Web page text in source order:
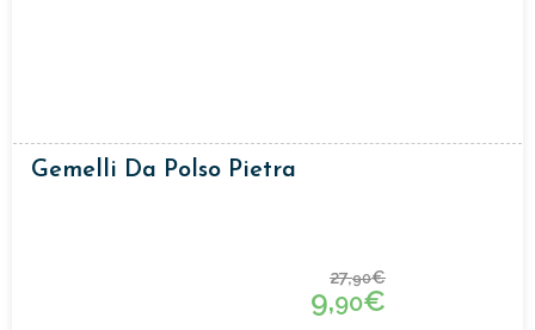
Gemelli Da Polso Pietra
27,90€
9,90€